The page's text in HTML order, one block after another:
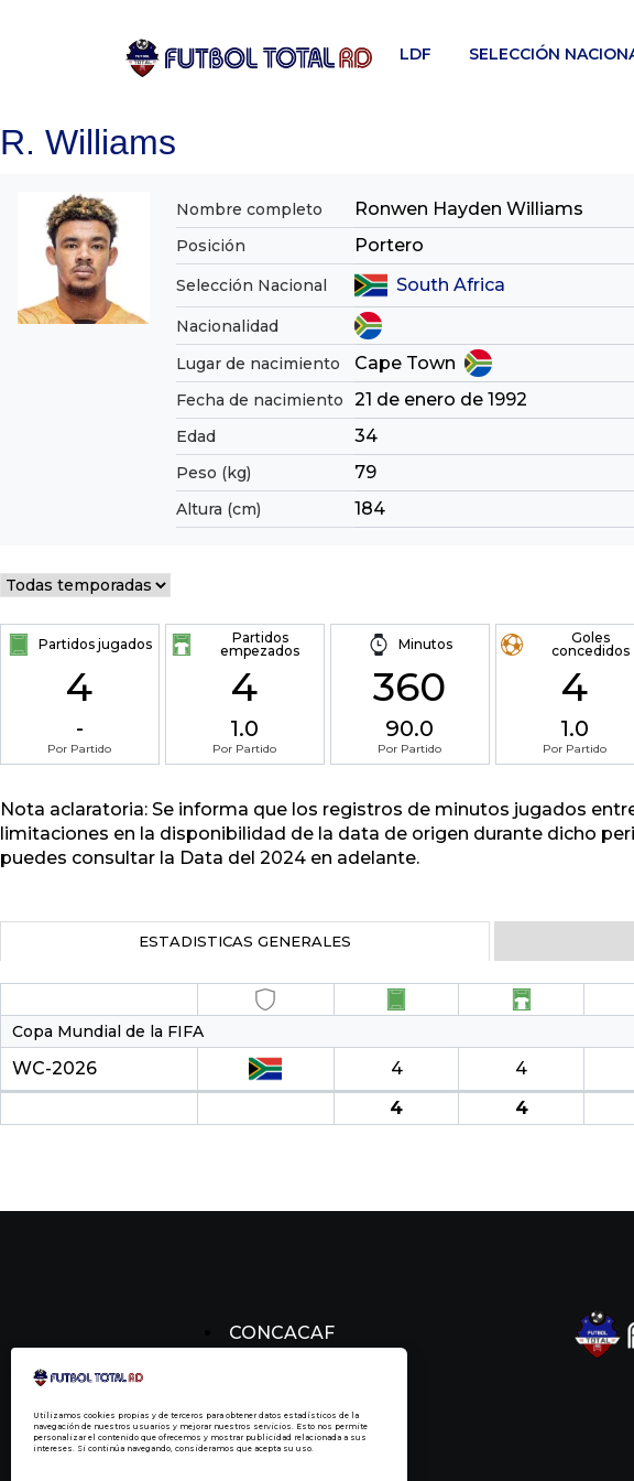
Utilizamos cookies propias y de terceros para obtener datos estadísticos de la
navegación de nuestros usuarios y mejorar nuestros servicios. Esto nos permite
personalizar el contenido que ofrecemos y mostrar publicidad relacionada a sus
intereses. Si continúa navegando, consideramos que acepta su uso.
LDF SELECCIÓN
R. Williams
Nombre completo Ronwen Hayden Williams
Posición Portero
Selección Nacional South Africa
Nacionalidad
Lugar de nacimiento
Cape Town
Fecha de nacimiento 21 de enero de 1992
Edad 34
Peso (kg) 79
Altura (cm) 184
Partidos jugados
4
-
Por Partido
Partidos
empezados
4
1.0
Por Partido
Minutos
360
90.0
Por Partido
Goles
concedidos
4
1.0
Por Partido
Nota aclaratoria: Se informa que los registros de minutos jugados
limitaciones en la disponibilidad de la data de origen durante dicho
puedes consultar la Data del 2024 en adelante.
ESTADISTICAS GENERALES
Copa Mundial de la FIFA
WC-2026 4 4
4
4
CONCACAF